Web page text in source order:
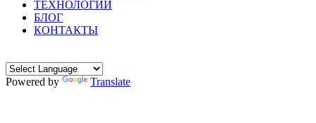
ТЕХНОЛОГИИ
БЛОГ
КОНТАКТЫ
Powered by Translate